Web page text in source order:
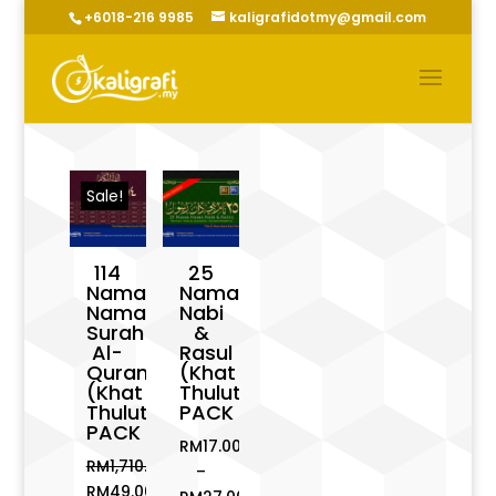
+6018-216 9985 kaligrafidotmy@gmail.com
Sale!
114
Nama-
Nama
Surah
Al-
Quran
(Khat
Thuluth)
PACK
RM1,710.00
Original
25
Nama
Nabi
&
Rasul
(Khat
Thuluth)
PACK
RM17.00
–